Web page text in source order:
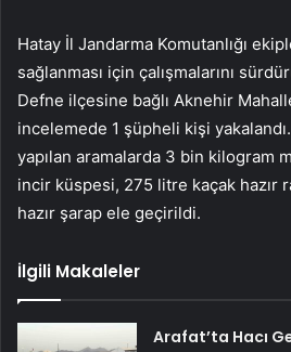
Hatay İl Jandarma Komutanlığı
sağlanması için çalışmalarını
Defne ilçesine bağlı Aknehir
incelemede 1 şüpheli kişi
yapılan aramalarda 3 bin kilogram
incir küspesi, 275 litre kaçak hazır
hazır şarap ele geçirildi.
İlgili Makaleler
Arafat’ta Hacı